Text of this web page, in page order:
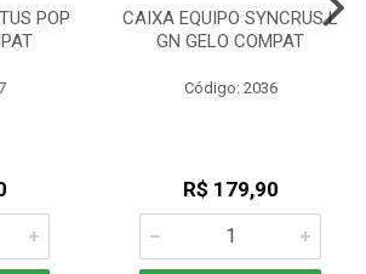
POP
CAIXA EQUIPO SYNCRUS L
GN GELO COMPAT
Código: 2036
R$ 179,90